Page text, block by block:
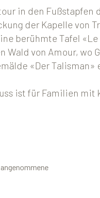
in den Fußstapfen
der Kapelle von
berühmte Tafel
Wald von Amour, wo
«Der
ist für Familien